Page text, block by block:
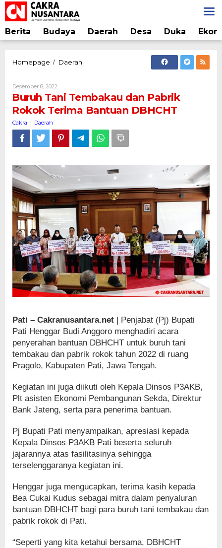
Lewati
ke
konten
Berita Budaya Daerah Desa Duka
Homepage / Daerah
Pabrik
Rokok
Bantuan
DBHCHT
Desember 8, 2022
Cakra
Buruh Tani Tembakau dan Pabrik
Rokok Terima Bantuan DBHCHT
Cakra - Daerah
Pati – Cakranusantara.net | Penjabat (Pj) Bupati
Pati Henggar Budi Anggoro menghadiri acara
penyerahan bantuan DBHCHT untuk buruh tani
tembakau dan pabrik rokok tahun 2022 di ruang
Pragolo, Kabupaten Pati, Jawa Tengah.
Kegiatan ini juga diikuti oleh Kepala Dinsos P3AKB,
Plt asisten Ekonomi Pembangunan Sekda, Direktur
Bank Jateng, serta para penerima bantuan.
Pj Bupati Pati menyampaikan, apresiasi kepada
Kepala Dinsos P3AKB Pati beserta seluruh
jajarannya atas fasilitasinya sehingga
terselenggaranya kegiatan ini.
Henggar juga mengucapkan, terima kasih kepada
Bea Cukai Kudus sebagai mitra dalam penyaluran
bantuan DBHCHT bagi para buruh tani tembakau dan
pabrik rokok di Pati.
“Seperti yang kita ketahui bersama, DBHCHT